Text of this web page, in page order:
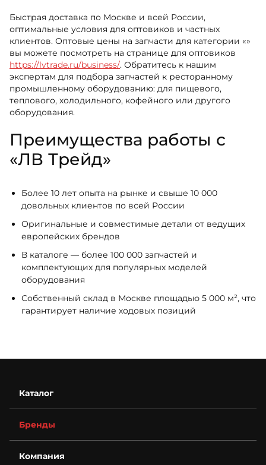
Быстрая доставка по Москве и всей России,
оптимальные условия для оптовиков и частных
клиентов. Оптовые цены на запчасти для категории «»
вы можете посмотреть на странице для оптовиков
https://lvtrade.ru/business/. Обратитесь к нашим
экспертам для подбора запчастей к ресторанному
промышленному оборудованию: для пищевого,
теплового, холодильного, кофейного или другого
оборудования.
Преимущества работы с
«ЛВ Трейд»
Более 10 лет опыта на рынке и свыше 10 000
довольных клиентов по всей России
Оригинальные и совместимые детали от ведущих
европейских брендов
В каталоге — более 100 000 запчастей и
комплектующих для популярных моделей
оборудования
Собственный склад в Москве площадью 5 000 м², что
гарантирует наличие ходовых позиций
Каталог
Бренды
Компания